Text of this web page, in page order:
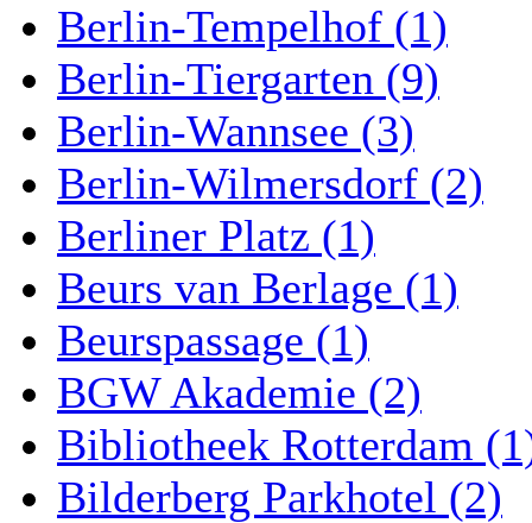
Berlin-Tempelhof (1)
Berlin-Tiergarten (9)
Berlin-Wannsee (3)
Berlin-Wilmersdorf (2)
Berliner Platz (1)
Beurs van Berlage (1)
Beurspassage (1)
BGW Akademie (2)
Bibliotheek Rotterdam
Bilderberg Parkhotel (2)